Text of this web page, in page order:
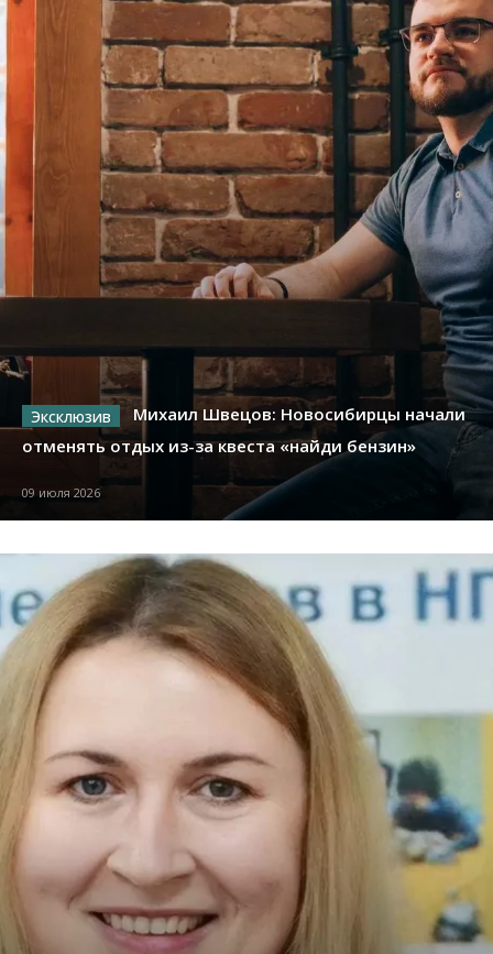
Михаил Швецов: Новосибирцы начали
отменять отдых из-за квеста «найди бензин»
09 июля 2026